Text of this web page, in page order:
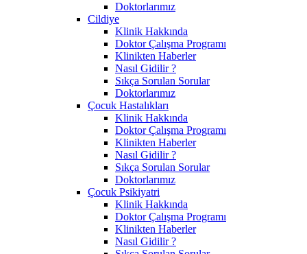
Doktorlarımız
Cildiye
Klinik Hakkında
Doktor Çalışma Programı
Klinikten Haberler
Nasıl Gidilir ?
Sıkça Sorulan Sorular
Doktorlarımız
Çocuk Hastalıkları
Klinik Hakkında
Doktor Çalışma Programı
Klinikten Haberler
Nasıl Gidilir ?
Sıkça Sorulan Sorular
Doktorlarımız
Çocuk Psikiyatri
Klinik Hakkında
Doktor Çalışma Programı
Klinikten Haberler
Nasıl Gidilir ?